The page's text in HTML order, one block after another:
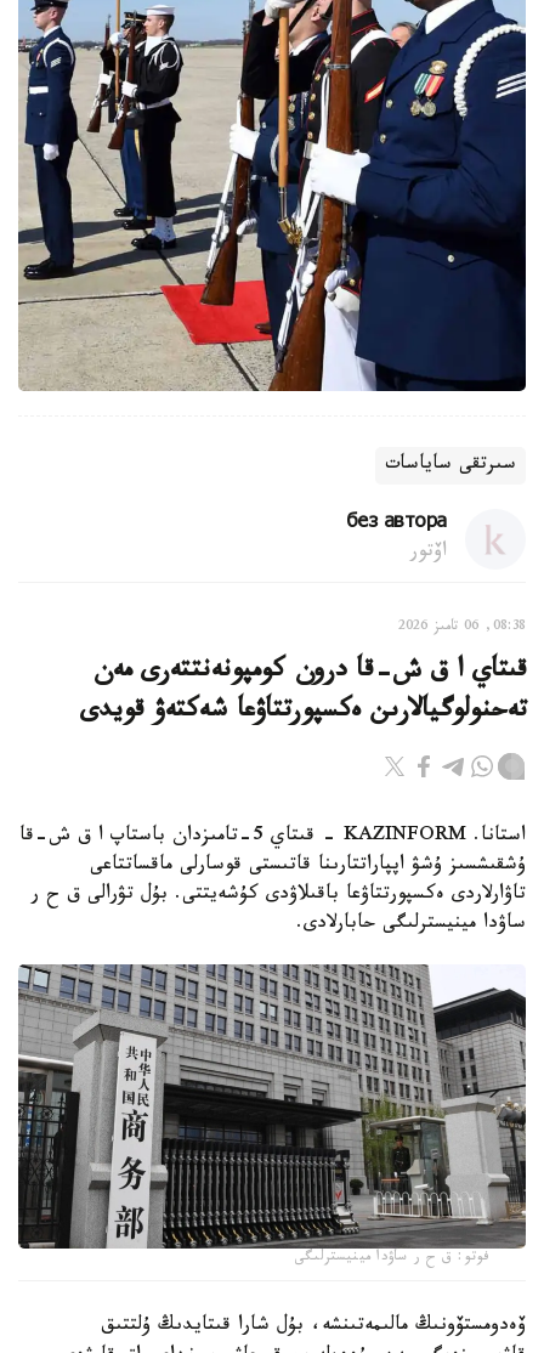
سىرتقى ساياسات
без автора
اۆتور
08:38, 06 تامىز 2026
قىتاي ا ق ش-قا درون كومپونەنتتەرى مەن
تەحنولوگيالارىن ەكسپورتتاۋعا شەكتەۋ قويدى
استانا. KAZINFORM - قىتاي 5-تامىزدان باستاپ ا ق ش-قا
ۇشقىشسىز ۇشۋ اپپاراتتارىنا قاتىستى قوسارلى ماقساتتاعى
تاۋارلاردى ەكسپورتتاۋعا باقىلاۋدى كۇشەيتتى. بۇل تۋرالى ق ح ر
ساۋدا مينيسترلىگى حابارلادى.
فوتو: ق ح ر ساۋدا مينيسترلىگى
ۆەدومستۆونىڭ مالىمەتىنشە، بۇل شارا قىتايدىڭ ۇلتتىق